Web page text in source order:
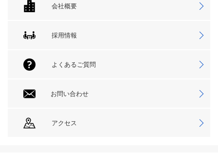
会社概要
採用情報
よくあるご質問
お問い合わせ
アクセス